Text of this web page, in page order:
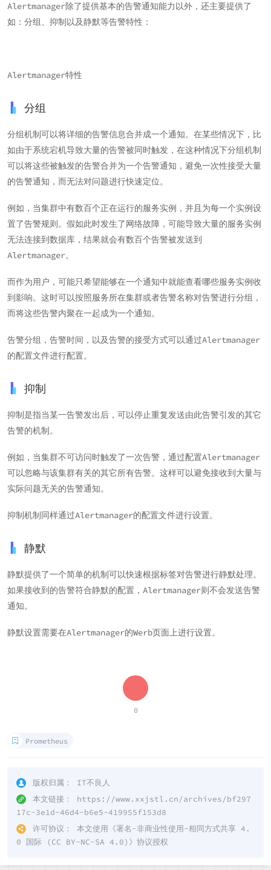
Alertmanager除了提供基本的告警通知能力以外，还主要提供了
如：分组、抑制以及静默等告警特性：
Alertmanager特性
分组
分组机制可以将详细的告警信息合并成一个通知。在某些情况下，比
如由于系统宕机导致大量的告警被同时触发，在这种情况下分组机制
可以将这些被触发的告警合并为一个告警通知，避免一次性接受大量
的告警通知，而无法对问题进行快速定位。
例如，当集群中有数百个正在运行的服务实例，并且为每一个实例设
置了告警规则。假如此时发生了网络故障，可能导致大量的服务实例
无法连接到数据库，结果就会有数百个告警被发送到
Alertmanager。
而作为用户，可能只希望能够在一个通知中就能查看哪些服务实例收
到影响。这时可以按照服务所在集群或者告警名称对告警进行分组，
而将这些告警内聚在一起成为一个通知。
告警分组，告警时间，以及告警的接受方式可以通过Alertmanager
的配置文件进行配置。
抑制
抑制是指当某一告警发出后，可以停止重复发送由此告警引发的其它
告警的机制。
例如，当集群不可访问时触发了一次告警，通过配置Alertmanager
可以忽略与该集群有关的其它所有告警。这样可以避免接收到大量与
实际问题无关的告警通知。
抑制机制同样通过Alertmanager的配置文件进行设置。
静默
静默提供了一个简单的机制可以快速根据标签对告警进行静默处理。
如果接收到的告警符合静默的配置，Alertmanager则不会发送告警
通知。
静默设置需要在Alertmanager的Werb页面上进行设置。
0
Prometheus
版权归属：
IT不良人
本文链接：
https://www.xxjstl.cn/archives/bf297
17c-3e1d-46d4-b6e5-419955f153d8
许可协议：
本文使用《署名-非商业性使用-相同方式共享 4.
0 国际 (CC BY-NC-SA 4.0) 》协议授权